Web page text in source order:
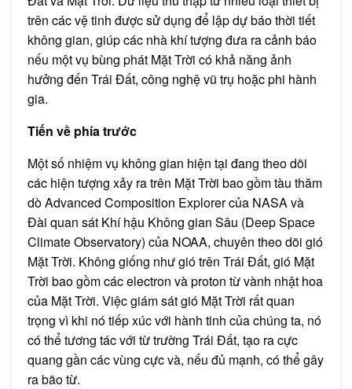
trên các vệ tinh được sử dụng để lập dự báo thời tiết
không gian, giúp các nhà khí tượng đưa ra cảnh báo
nếu một vụ bùng phát Mặt Trời có khả năng ảnh
hưởng đến Trái Đất, công nghệ vũ trụ hoặc phi hành
gia.
Tiến về phía trước
Một số nhiệm vụ không gian hiện tại đang theo dõi
các hiện tượng xảy ra trên Mặt Trời bao gồm tàu thăm
dò Advanced Composition Explorer của NASA và
Đài quan sát Khí hậu Không gian Sâu (Deep Space
Climate Observatory) của NOAA, chuyên theo dõi gió
Mặt Trời. Không giống như gió trên Trái Đất, gió Mặt
Trời bao gồm các electron và proton từ vành nhật hoa
của Mặt Trời. Việc giám sát gió Mặt Trời rất quan
trọng vì khi nó tiếp xúc với hành tinh của chúng ta, nó
có thể tương tác với từ trường Trái Đất, tạo ra cực
quang gần các vùng cực và, nếu đủ mạnh, có thể gây
ra bão từ.